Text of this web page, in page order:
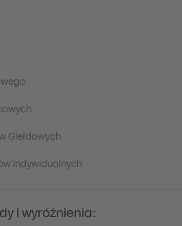
Giełdowych
Indywidualnych
i wyróżnienia: